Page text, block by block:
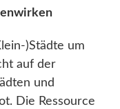
)Städte um
auf der
und
Die Ressource